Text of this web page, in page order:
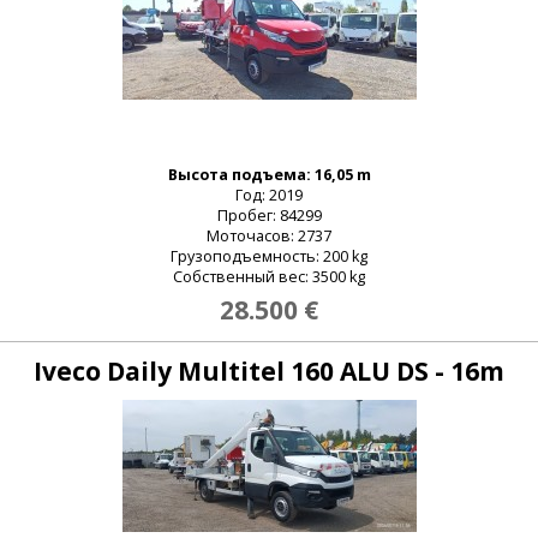
Высота подъема: 16,05 m
Год: 2019
Пробег: 84299
Моточасов: 2737
Грузоподъемность: 200 kg
Собственный вес: 3500 kg
28.500 €
Iveco Daily Multitel 160 ALU DS - 16m